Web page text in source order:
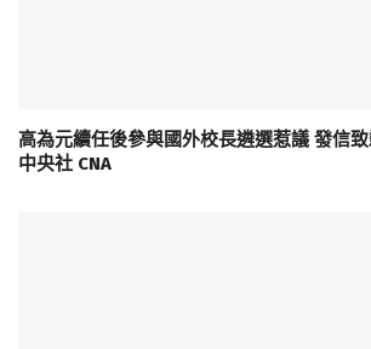
高為元續任後參與國外校長遴選惹議 發信
中央社 CNA